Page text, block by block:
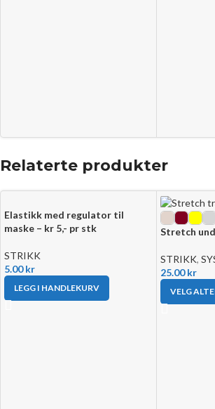
Relaterte produkter
Elastikk med regulator til
maske – kr 5,- pr stk
STRIKK
5.00kr
LEGG I HANDLEKURV
Stretch
STRIKK,
25.00kr
VELG